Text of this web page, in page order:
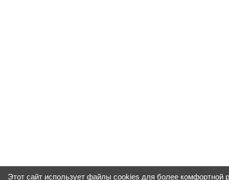
Этот сайт использует файлы cookies для более комфортной